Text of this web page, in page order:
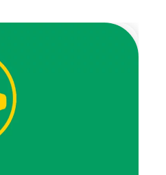
uns
luden uns
Außerdem
ihren
zum Beispiel
den wir